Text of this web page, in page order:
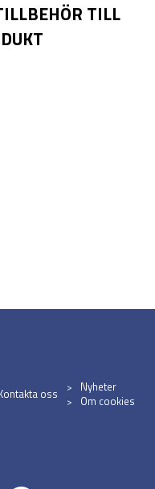
TILL
oss
Nyheter
Om cookies